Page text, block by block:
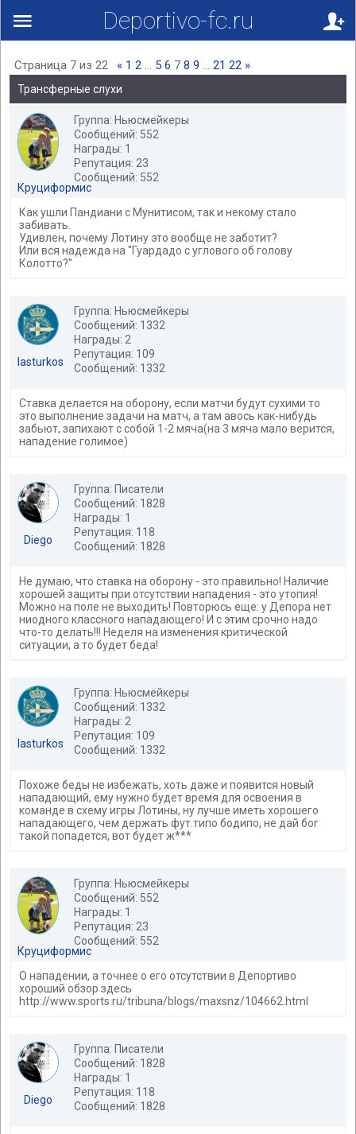
Deportivo-fc.ru
Страница 7 из 22 « 1 2 … 5 6 7 8 9 … 21 22 »
Трансферные слухи
Круциформис
Группа: Ньюсмейкеры
Сообщений: 552
Награды: 1
Репутация: 23
Сообщений: 552
Как ушли Пандиани с Мунитисом, так и некому стало
забивать.
Удивлен, почему Лотину это вообще не заботит?
Или вся надежда на "Гуардадо с углового об голову
Колотто?"
lasturkos
Группа: Ньюсмейкеры
Сообщений: 1332
Награды: 2
Репутация: 109
Сообщений: 1332
Ставка делается на оборону, если матчи будут сухими то
это выполнение задачи на матч, а там авось как-нибудь
забьют, запихают с собой 1-2 мяча(на 3 мяча мало верится,
нападение голимое)
Diego
Группа: Писатели
Сообщений: 1828
Награды: 1
Репутация: 118
Сообщений: 1828
Не думаю, что ставка на оборону - это правильно! Наличие
хорошей защиты при отсутствии нападения - это утопия!
Можно на поле не выходить! Повторюсь еще: у Депора нет
ниодного классного нападающего! И с этим срочно надо
что-то делать!!! Неделя на изменения критической
ситуации, а то будет беда!
lasturkos
Группа: Ньюсмейкеры
Сообщений: 1332
Награды: 2
Репутация: 109
Сообщений: 1332
Похоже беды не избежать, хоть даже и появится новый
нападающий, ему нужно будет время для освоения в
команде в схему игры Лотины, ну лучше иметь хорошего
нападающего, чем держать фут.типо бодипо, не дай бог
такой попадется, вот будет ж***
Круциформис
Группа: Ньюсмейкеры
Сообщений: 552
Награды: 1
Репутация: 23
Сообщений: 552
О нападении, а точнее о его отсутствии в Депортиво
хороший обзор здесь
http://www.sports.ru/tribuna/blogs/maxsnz/104662.html
Diego
Группа: Писатели
Сообщений: 1828
Награды: 1
Репутация: 118
Сообщений: 1828